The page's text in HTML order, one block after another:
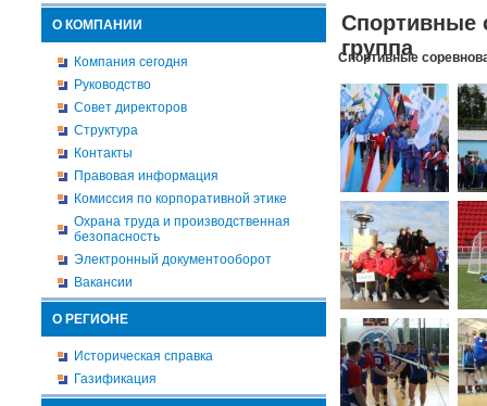
О КОМПАНИИ
Компания сегодня
Руководство
Совет директоров
Структура
Контакты
Правовая информация
Комиссия по корпоративной этике
Охрана труда и производственная
безопасность
Электронный документооборот
Вакансии
О РЕГИОНЕ
Историческая справка
Газификация
Спортивные
группа
Спортивные